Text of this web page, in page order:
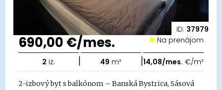
ID: 37979
690,00 €/mes. Na prenájom
2 iz. | 49 m² |14,08/mes. €/m²
2-izbový byt s balkónom – Banská Bystrica, Sásová